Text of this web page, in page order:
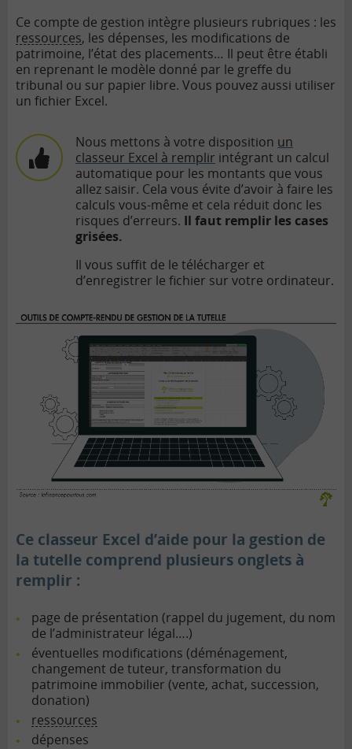
Ce compte de gestion intègre plusieurs rubriques : les
ressources, les dépenses, les modifications de
patrimoine, l’état des placements… Il peut être établi
en reprenant le modèle donné par le greffe du
tribunal ou sur papier libre. Vous pouvez aussi utiliser
un fichier Excel.
Nous mettons à votre disposition un
classeur Excel à remplir intégrant un calcul
automatique pour les montants que vous
allez saisir. Cela vous évite d’avoir à faire les
calculs vous-même et cela réduit donc les
risques d’erreurs. Il faut remplir les cases
grisées.
Il vous suffit de le télécharger et
d’enregistrer le fichier sur votre ordinateur.
Ce classeur Excel d’aide pour la gestion de
la tutelle comprend plusieurs onglets à
remplir :
page de présentation (rappel du jugement, du nom
de l’administrateur légal….)
éventuelles modifications (déménagement,
changement de tuteur, transformation du
patrimoine immobilier (vente, achat, succession,
donation)
ressources
dépenses